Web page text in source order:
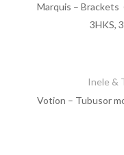
Marquis – Brackets
3HKS,
Inele &
Votion – Tubusor